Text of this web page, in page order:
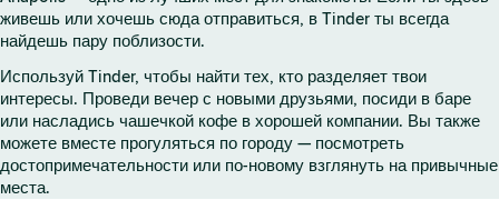
а
н
ц
а
T
i
n
живешь или хочешь сюда отправиться, в Tinder ты всегда
найдешь пару поблизости.
Используй Tinder, чтобы найти тех, кто разделяет твои
интересы. Проведи вечер с новыми друзьями, посиди в баре
или насладись чашечкой кофе в хорошей компании. Вы также
можете вместе прогуляться по городу — посмотреть
достопримечательности или по-новому взглянуть на привычные
места.